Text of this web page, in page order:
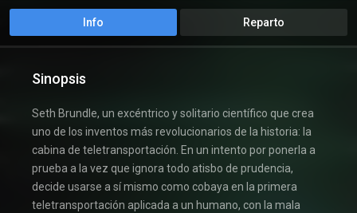
Info Reparto
Sinopsis
Seth Brundle, un excéntrico y solitario científico que crea
uno de los inventos más revolucionarios de la historia: la
cabina de teletransportación. En un intento por ponerla a
prueba a la vez que ignora todo atisbo de prudencia,
decide usarse a sí mismo como cobaya en la primera
teletransportación aplicada a un humano, con la mala